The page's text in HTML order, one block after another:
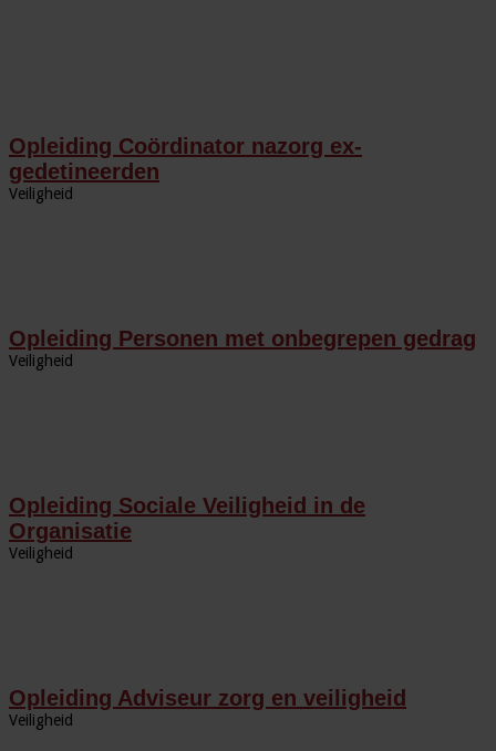
Opleiding Coördinator nazorg ex-
gedetineerden
Veiligheid
Opleiding Personen met onbegrepen gedrag
Veiligheid
Opleiding Sociale Veiligheid in de
Organisatie
Veiligheid
Opleiding Adviseur zorg en veiligheid
Veiligheid